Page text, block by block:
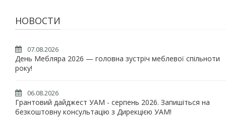
НОВОСТИ
07.08.2026
День Мебляра 2026 — головна зустріч меблевої спільноти
року!
06.08.2026
Грантовий дайджест УАМ - серпень 2026. Запишіться на
безкоштовну консультацію з Дирекцією УАМ!